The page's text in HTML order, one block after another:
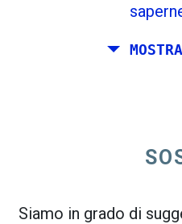
la mappa delle partenze.
Siamo in grado di